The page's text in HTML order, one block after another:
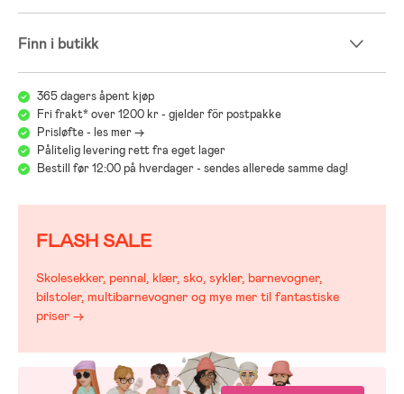
Finn i butikk
365 dagers åpent kjøp
Fri frakt* over 1200 kr - gjelder för postpakke
Prisløfte - les mer ->
Pålitelig levering rett fra eget lager
Bestill før 12:00 på hverdager - sendes allerede samme dag!
FLASH SALE
Skolesekker, pennal, klær, sko, sykler, barnevogner,
bilstoler, multibarnevogner og mye mer til fantastiske
priser →